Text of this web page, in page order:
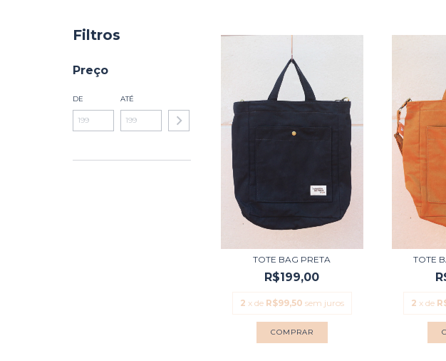
Filtros
Preço
DE ATÉ
TOTE BAG PRETA
R$199,00
2 x de R$99,50 sem juros
TOTE
2 x de